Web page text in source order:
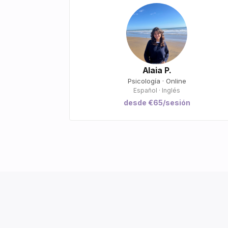
Alaia P.
Psicología · Online
Español · Inglés
desde €65/sesión